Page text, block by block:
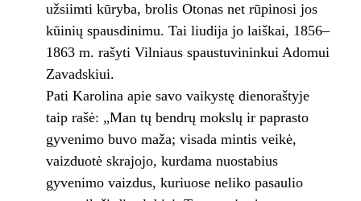
užsiimti kūryba, brolis Otonas net rūpinosi jos
kūinių spausdinimu. Tai liudija jo laiškai, 1856–
1863 m. rašyti Vilniaus spaustuvininkui Adomui
Zavadskiui.
Pati Karolina apie savo vaikystę dienoraštyje
taip rašė: „Man tų bendrų mokslų ir paprasto
gyvenimo buvo maža; visada mintis veikė,
vaizduotė skrajojo, kurdama nuostabius
gyvenimo vaizdus, kuriuose neliko pasaulio